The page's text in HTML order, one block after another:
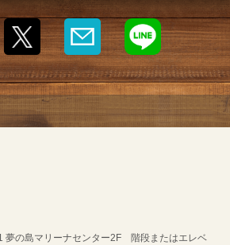
夢の島マリーナセンター2F 階段またはエレベ